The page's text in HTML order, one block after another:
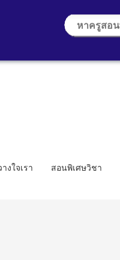
งใจเรา สอนพิเศษวิชา